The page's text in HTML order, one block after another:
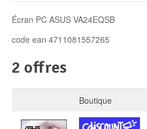
Écran PC ASUS VA24EQSB
code ean 4711081557265
2 offres
Boutique